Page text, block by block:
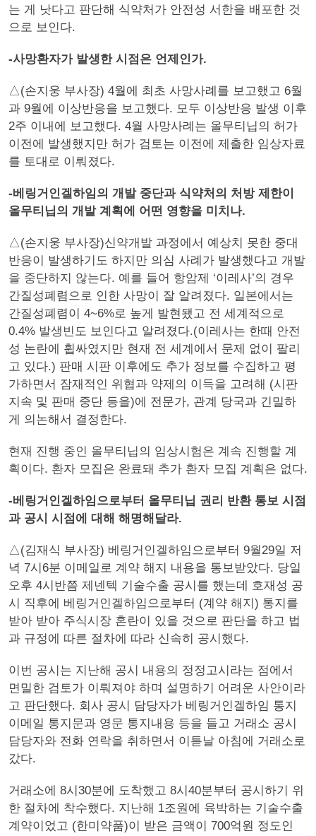
는 게 낫다고 판단해 식약처가 안전성 서한을 배포한 것
으로 보인다.
-사망환자가 발생한 시점은 언제인가.
△(손지웅 부사장) 4월에 최초 사망사례를 보고했고 6월
과 9월에 이상반응을 보고했다. 모두 이상반응 발생 이후
2주 이내에 보고했다. 4월 사망사례는 올무티닙의 허가
이전에 발생했지만 허가 검토는 이전에 제출한 임상자료
를 토대로 이뤄졌다.
-베링거인겔하임의 개발 중단과 식약처의 처방 제한이
올무티닙의 개발 계획에 어떤 영향을 미치나.
△(손지웅 부사장)신약개발 과정에서 예상치 못한 중대
반응이 발생하기도 하지만 의심 사례가 발생했다고 개발
을 중단하지 않는다. 예를 들어 항암제 ‘이레사’의 경우
간질성폐렴으로 인한 사망이 잘 알려졌다. 일본에서는
간질성폐렴이 4~6%로 높게 발현됐고 전 세계적으로
0.4% 발생빈도 보인다고 알려졌다.(이레사는 한때 안전
성 논란에 휩싸였지만 현재 전 세계에서 문제 없이 팔리
고 있다.) 판매 시판 이후에도 추가 정보를 수집하고 평
가하면서 잠재적인 위협과 약제의 이득을 고려해 (시판
지속 및 판매 중단 등을)에 전문가, 관계 당국과 긴밀하
게 의논해서 결정한다.
현재 진행 중인 올무티닙의 임상시험은 계속 진행할 계
획이다. 환자 모집은 완료돼 추가 환자 모집 계획은 없다.
-베링거인겔하임으로부터 올무티닙 권리 반환 통보 시점
과 공시 시점에 대해 해명해달라.
△(김재식 부사장) 베링거인겔하임으로부터 9월29일 저
녁 7시6분 이메일로 계약 해지 내용을 통보받았다. 당일
오후 4시반쯤 제넨텍 기술수출 공시를 했는데 호재성 공
시 직후에 베링거인겔하임으로부터 (계약 해지) 통지를
받아 받아 주식시장 혼란이 있을 것으로 판단을 하고 법
과 규정에 따른 절차에 따라 신속히 공시했다.
이번 공시는 지난해 공시 내용의 정정고시라는 점에서
면밀한 검토가 이뤄져야 하며 설명하기 어려운 사안이라
고 판단했다. 회사 공시 담당자가 베링거인겔하임 통지
이메일 통지문과 영문 통지내용 등을 들고 거래소 공시
담당자와 전화 연락을 취하면서 이튿날 아침에 거래소로
갔다.
거래소에 8시30분에 도착했고 8시40분부터 공시하기 위
한 절차에 착수했다. 지난해 1조원에 육박하는 기술수출
계약이었고 (한미약품)이 받은 금액이 700억원 정도인